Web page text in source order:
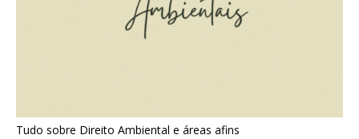
Tudo sobre Direito Ambiental e áreas afins